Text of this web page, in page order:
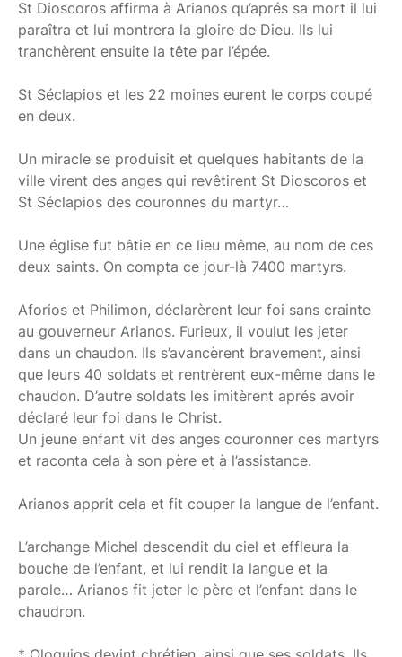
St Dioscoros affirma à Arianos qu’aprés sa mort il lui
paraîtra et lui montrera la gloire de Dieu. Ils lui
tranchèrent ensuite la tête par l’épée.
St Séclapios et les 22 moines eurent le corps coupé
en deux.
Un miracle se produisit et quelques habitants de la
ville virent des anges qui revêtirent St Dioscoros et
St Séclapios des couronnes du martyr…
Une église fut bâtie en ce lieu même, au nom de ces
deux saints. On compta ce jour-là 7400 martyrs.
Aforios et Philimon, déclarèrent leur foi sans crainte
au gouverneur Arianos. Furieux, il voulut les jeter
dans un chaudon. Ils s’avancèrent bravement, ainsi
que leurs 40 soldats et rentrèrent eux-même dans le
chaudon. D’autre soldats les imitèrent aprés avoir
déclaré leur foi dans le Christ.
Un jeune enfant vit des anges couronner ces martyrs
et raconta cela à son père et à l’assistance.
Arianos apprit cela et fit couper la langue de l’enfant.
L’archange Michel descendit du ciel et effleura la
bouche de l’enfant, et lui rendit la langue et la
parole… Arianos fit jeter le père et l’enfant dans le
chaudron.